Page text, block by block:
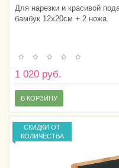
Для нарезки и красивой
бамбук 12х20см + 2 ножа.
1 020 руб.
В КОРЗИНУ
СКИДКИ ОТ
КОЛИЧЕСТВА